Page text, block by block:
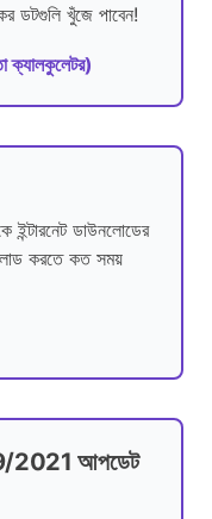
ডটগুলি খুঁজে পাবেন!
ক্যালকুলেটর)
ডাউনলোডের
করতে কত সময়
09/2021 আপডেট